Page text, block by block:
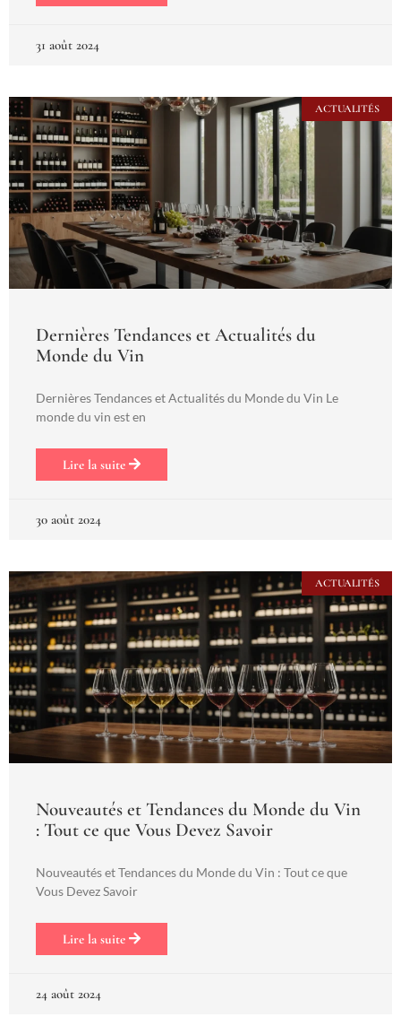
31 août 2024
ACTUALITÉS
Dernières Tendances et Actualités du
Monde du Vin
Dernières Tendances et Actualités du Monde du Vin Le
monde du vin est en
Lire la suite
30 août 2024
ACTUALITÉS
Nouveautés et Tendances du Monde du Vin
: Tout ce que Vous Devez Savoir
Nouveautés et Tendances du Monde du Vin : Tout ce que
Vous Devez Savoir
Lire la suite
24 août 2024